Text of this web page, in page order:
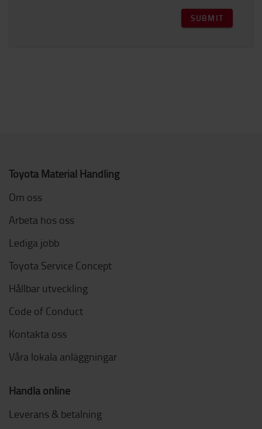
SUBMIT
Toyota Material Handling
Om oss
Arbeta hos oss
Lediga jobb
Toyota Service Concept
Hållbar utveckling
Code of Conduct
Kontakta oss
Våra lokala anläggningar
Handla online
Leverans & betalning